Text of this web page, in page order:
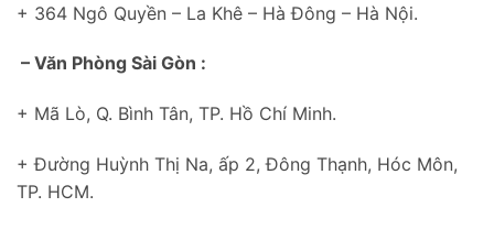
+ 364 Ngô Quyền – La Khê – Hà Đông – Hà Nội.
– Văn Phòng Sài Gòn :
+ Mã Lò, Q. Bình Tân, TP. Hồ Chí Minh.
+ Đường Huỳnh Thị Na, ấp 2, Đông Thạnh, Hóc Môn,
TP. HCM.